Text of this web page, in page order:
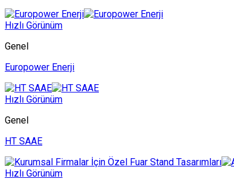
Hızlı Görünüm
Genel
Europower Enerji
Hızlı Görünüm
Genel
HT SAAE
Hızlı Görünüm